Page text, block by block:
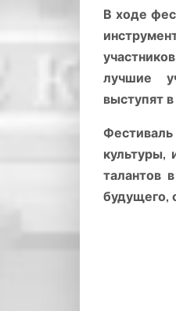
В ходе
лучшие
выступят
талантов
будущего,